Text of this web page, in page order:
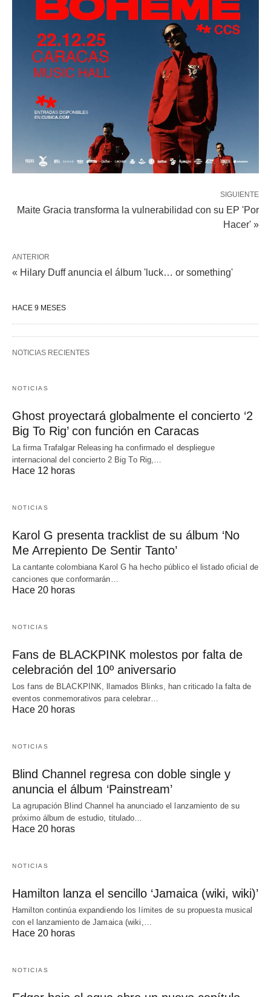
SIGUIENTE
Maite Gracia transforma la vulnerabilidad con su EP 'Por
Hacer' »
ANTERIOR
« Hilary Duff anuncia el álbum 'luck… or something'
HACE 9 MESES
NOTICIAS RECIENTES
NOTICIAS
Ghost proyectará globalmente el concierto ‘2
Big To Rig’ con función en Caracas
La firma Trafalgar Releasing ha confirmado el despliegue
internacional del concierto 2 Big To Rig,…
Hace 12 horas
NOTICIAS
Karol G presenta tracklist de su álbum ‘No
Me Arrepiento De Sentir Tanto’
La cantante colombiana Karol G ha hecho público el listado oficial de
canciones que conformarán…
Hace 20 horas
NOTICIAS
Fans de BLACKPINK molestos por falta de
celebración del 10º aniversario
Los fans de BLACKPINK, llamados Blinks, han criticado la falta de
eventos conmemorativos para celebrar…
Hace 20 horas
NOTICIAS
Blind Channel regresa con doble single y
anuncia el álbum ‘Painstream’
La agrupación Blind Channel ha anunciado el lanzamiento de su
próximo álbum de estudio, titulado…
Hace 20 horas
NOTICIAS
Hamilton lanza el sencillo ‘Jamaica (wiki, wiki)’
Hamilton continúa expandiendo los límites de su propuesta musical
con el lanzamiento de Jamaica (wiki,…
Hace 20 horas
NOTICIAS